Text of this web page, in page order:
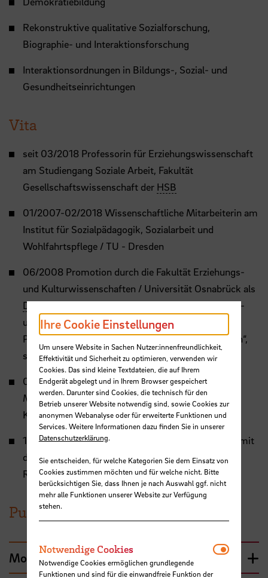
Rekonstruktive qualitative Sozialforschung,
Biographie- und Interaktionsforschung
Interaktionsordnungen in Bildungs-, Sozial- und
Gesundheitseinrichtungen
Vita
seit 03/2018 Professorin für Erziehungswissenschaft
am Studiengang Soziale Arbeit, Fakultät
Gesellschaftswissenschaft der HSB
01/2007-02/2018 Wissenschaftliche Mitarbeiterin am
Institut für Sozialpädagogik, Sozialarbeit und
Wohlfahrtspflege / TU - Dresden
06/2008 Promotion durch die Fakultät Erziehungs-
und Kulturwissenschaften / Universität Osnabrück als
Dr.phil. mit der qualitativen Studie zu „Professions-
und Geschlechtergrenzen im Krankenhaus. Soziale
Praxis der Zusammenarbeit von Pflege und Medizin“,
summa cum laude.
08/2000 bis 08/2003 Wissenschaftliche
Mitarbeiterin an der Fakultät Erziehungs- und
Kulturwissenschaften / Universität Osnabrück
1994-2000 Studium der Erziehungswissenschaft mit
dem Schwerpunkt Weiterbildung, Zweitfach
Religionswissenschaft/ Universität Bremen
Publikationen & Vorträge
Monografien
Ihre Cookie Einstellungen
Um unsere Website in Sachen Nutzer:innenfreundlichkeit,
Effektivität und Sicherheit zu optimieren, verwenden wir
Cookies. Das sind kleine Textdateien, die auf Ihrem
Endgerät abgelegt und in Ihrem Browser gespeichert
werden. Darunter sind Cookies, die technisch für den
Betrieb unserer Website notwendig sind, sowie Cookies zur
anonymen Webanalyse oder für erweiterte Funktionen und
Services. Weitere Informationen dazu finden Sie in unserer
Datenschutzerklärung.
Sie entscheiden, für welche Kategorien Sie dem Einsatz von
Cookies zustimmen möchten und für welche nicht. Bitte
berücksichtigen Sie, dass Ihnen je nach Auswahl ggf. nicht
mehr alle Funktionen unserer Website zur Verfügung
stehen.
Notwendige Cookies
Notwendige Cookies ermöglichen grundlegende
Funktionen und sind für die einwandfreie Funktion der